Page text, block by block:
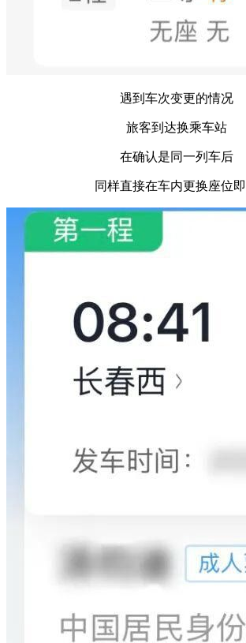
遇到车次变更的情况
旅客到达换乘车站
在确认是同一列车后
同样直接在车内更换座位